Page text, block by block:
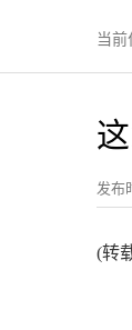
当前
发布
(转